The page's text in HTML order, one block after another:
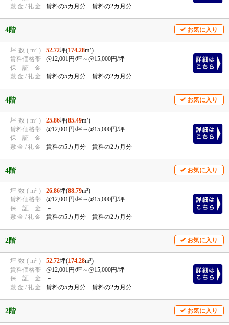
敷 金 /礼金 賃料の5カ月分 賃料の2カ月分
4階 お気に入り
坪 数 ( m² ) 52.72坪(174.28m²)
賃料価格帯 @12,001円/坪～@15,000円/坪
保
証 金
－
敷 金 /礼金 賃料の5カ月分 賃料の2カ月分
4階 お気に入り
坪 数 ( m² ) 25.86坪(85.49m²)
賃料価格帯 @12,001円/坪～@15,000円/坪
保
証 金
－
敷 金 /礼金 賃料の5カ月分 賃料の2カ月分
4階 お気に入り
坪 数 ( m² ) 26.86坪(88.79m²)
賃料価格帯 @12,001円/坪～@15,000円/坪
保
証 金
－
敷 金 /礼金 賃料の5カ月分 賃料の2カ月分
2階 お気に入り
坪 数 ( m² ) 52.72坪(174.28m²)
賃料価格帯 @12,001円/坪～@15,000円/坪
保
証 金
－
敷 金 /礼金 賃料の5カ月分 賃料の2カ月分
2階 お気に入り